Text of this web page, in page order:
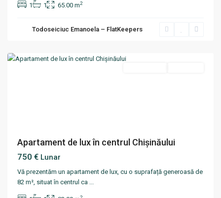
1 1 65.00 m2
Todoseiciuc Emanoela – FlatKeepers
Centru ,
Apartament de lux în centrul Chișinăului
750 € Lunar
Vă prezentăm un apartament de lux, cu o suprafață generoasă de
82 m², situat în centrul ca ...